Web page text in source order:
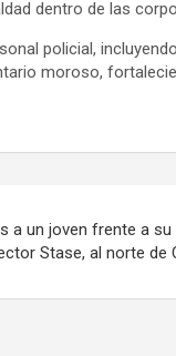
dentro de las
policial,
moroso,
a un joven frente a su
Stase, al norte de